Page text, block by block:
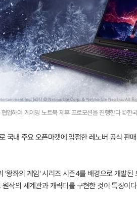
업하여 게이밍 노트북 제휴 프로모션을 진행한다 ©한
내 주요 오픈마켓에 입점한 레노버 공식 판
좌의 게임' 시리즈 시즌4를 배경으로 개발
작의 세계관과 캐릭터를 구현한 것이 특징이